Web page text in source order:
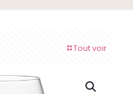
Tout voir